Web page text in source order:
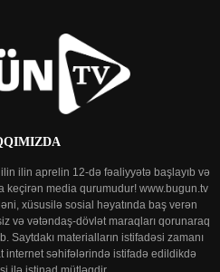
ilin aprelin 12-də fəaliyyətə başlayıb və
keçirən media qurumudur! www.bugun.tv
xüsusilə sosial həyatında baş verən
və vətəndaş-dövlət maraqları qorunaraq
Saytdakı materialların istifadəsi zamanı
internet səhifələrində istifadə edildikdə